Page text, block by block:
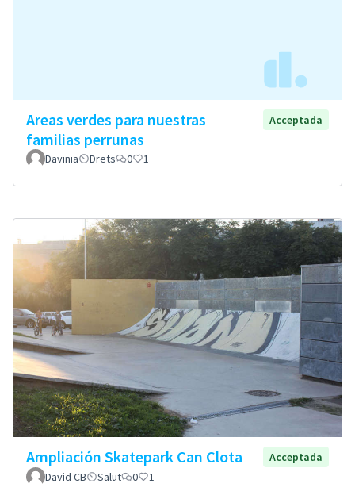
Areas verdes para nuestras
familias perrunas
Acceptada
Davinia Drets 0 1
Ampliación Skatepark Can Clota
Acceptada
David CB
Salut 0 1